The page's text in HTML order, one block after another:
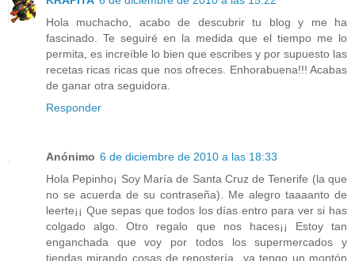
Hola muchacho, acabo de descubrir tu blog y me ha
fascinado. Te seguiré en la medida que el tiempo me lo
permita, es increíble lo bien que escribes y por supuesto las
recetas ricas ricas que nos ofreces. Enhorabuena!!! Acabas
de ganar otra seguidora.
Responder
Anónimo 6 de diciembre de 2010 a las 18:33
Hola Pepinho¡ Soy María de Santa Cruz de Tenerife (la que
no se acuerda de su contraseña). Me alegro taaaanto de
leerte¡¡ Que sepas que todos los días entro para ver si has
colgado algo. Otro regalo que nos haces¡¡ Estoy tan
enganchada que voy por todos los supermercados y
tiendas mirando cosas de repostería...ya tengo un montón